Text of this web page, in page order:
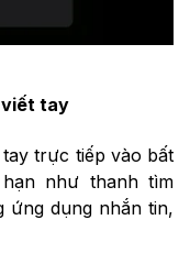
viết tay
trực tiếp vào bất
như thanh tìm
ứng dụng nhắn tin,